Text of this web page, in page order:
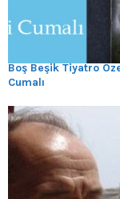
Boş Beşik Tiyatro
Cumalı